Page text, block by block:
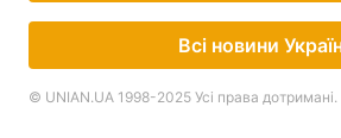
Всі новини
© UNIAN.UA 1998-2025 Усі права дотримані.